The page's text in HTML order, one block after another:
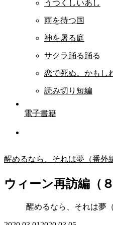
うつくしいあし
雨を待つ国
神を屠る庭
サクラ踊る踊る
恋で死ぬ。かもし
読み切り短編
電子書籍
醒めるなら、それは夢（番外
ウィーン再訪編（
醒めるなら、それは夢